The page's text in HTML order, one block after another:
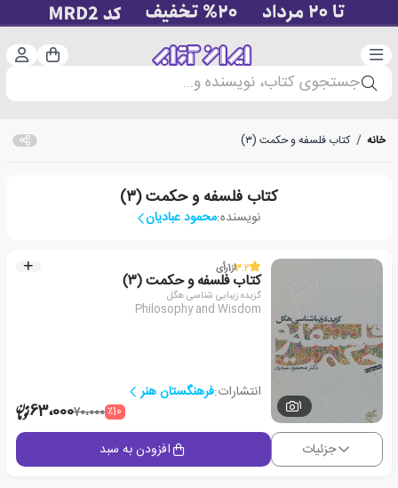
دسته‌بندی سبد
جستجوی کتاب، نویسنده و...
خانه / کتاب فلسفه و حکمت (۳)
کتاب فلسفه و حکمت (۳)
نویسنده:محمود عبادیان
1
3.2از1رأی
کتاب فلسفه و حکمت (۳)
گزیده زیبایی شناسی هگل
Philosophy and Wisdom
انتشارات:فرهنگستان هنر
٪1070،00063،000
جزئیات افزودن به سبد